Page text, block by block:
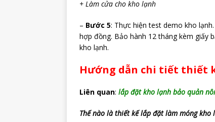
+ Làm cửa cho kho lạnh
– Bước 5: Thực hiện test demo kho
hợp đồng. Bảo hành 12 tháng kèm giấy
kho lạnh.
Hướng dẫn chi tiết thiết
Liên quan: lắp đặt kho lạnh bảo quản
Thế nào là thiết kế lắp đặt làm móng kho